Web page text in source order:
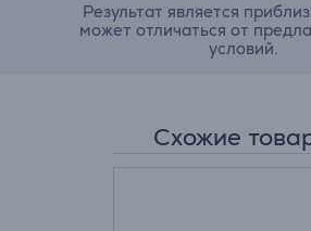
Результат является
может отличаться от
условий.
Схожие